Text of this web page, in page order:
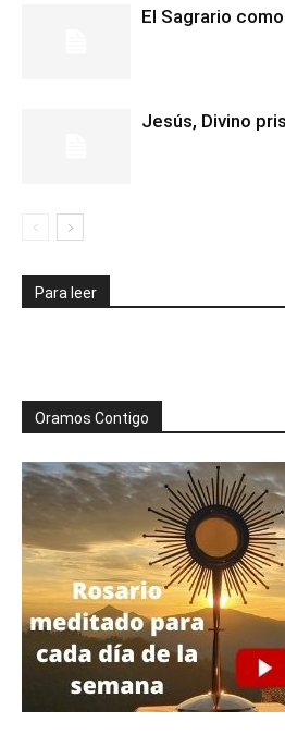
El Sagrario
Jesús, Divino
Para leer
Oramos Contigo